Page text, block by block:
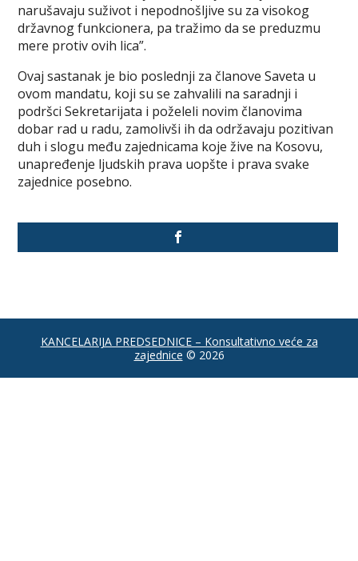
narušavaju suživot i nepodnošljive su za visokog
državnog funkcionera, pa tražimo da se preduzmu
mere protiv ovih lica”.
Ovaj sastanak je bio poslednji za članove Saveta u
ovom mandatu, koji su se zahvalili na saradnji i
podršci Sekretarijata i poželeli novim članovima
dobar rad u radu, zamolivši ih da održavaju pozitivan
duh i slogu među zajednicama koje žive na Kosovu,
unapređenje ljudskih prava uopšte i prava svake
zajednice posebno.
KANCELARIJA PREDSEDNICE – Konsultativno veće za
zajednice © 2026